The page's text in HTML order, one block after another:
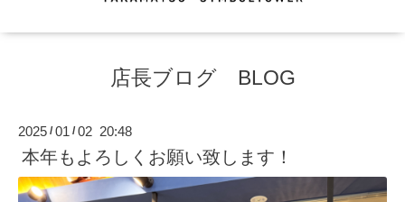
店長ブログ BLOG
2025 /01 /02 20:48
本年もよろしくお願い致します！